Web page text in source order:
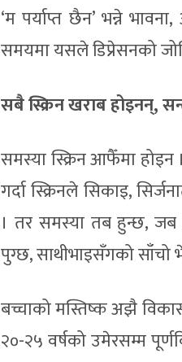
‘म पर्याप्त छैन’ भन्ने
समयमा यसले डिप्रेसनको
सबै स्क्रिन खराब होइनन्,
समस्या स्क्रिन आफैँमा होइन
गर्दा स्क्रिनले सिकाइ,
। तर समस्या तब हुन्छ, जब
पुग्छ, साथीभाइसँगको साँचो
बच्चाको मस्तिष्क अझै
२०-२५ वर्षको उमेरसम्म